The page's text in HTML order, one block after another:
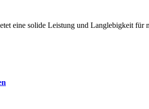
solide Leistung und Langlebigkeit für